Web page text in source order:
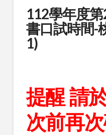
112學年度
書口試時間-
1)
提醒 請
次前再